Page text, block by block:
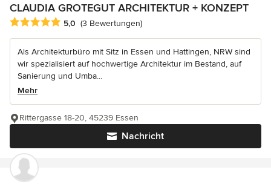
CLAUDIA GROTEGUT ARCHITEKTUR + KONZEPT
Durchschnittliche Bewertung: 5 von 5 Sternen
5,0 (3 Bewertungen)
Als Architekturbüro mit Sitz in Essen und Hattingen, NRW sind
wir spezialisiert auf hochwertige Architektur im Bestand, auf
Sanierung und Umba...
Mehr
Nachricht
Rittergasse 18-20, 45239 Essen